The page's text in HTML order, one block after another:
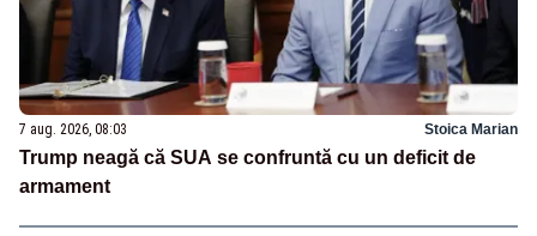
7 aug. 2026, 08:03 Stoica Marian
Trump neagă că SUA se confruntă cu un deficit de
armament